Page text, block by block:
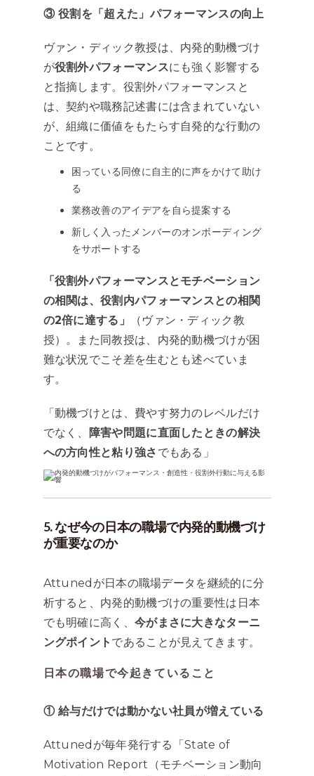
③ 役割を「超えた」パフォーマンスの向上
ヴァン・ディック教授は、内発的動機づけ
が役割外パフォーマンスにも強く影響する
と指摘します。役割外パフォーマンスと
は、契約や職務記述書には含まれていない
が、組織に価値をもたらす自発的な行動の
ことです。
困っている同僚に自主的に声をかけて助け
る
業務改善のアイデアを自ら提案する
新しく入ったメンバーのオンボーディング
をサポートする
「役割外パフォーマンスとモチベーション
の相関は、役割内パフォーマンスとの相関
の2倍に達する」
（ヴァン・ディック教
授）。また同教授は、内発的動機づけが困
難な状況でこそ差を生むとも述べていま
す。
「動機づけとは、費やす努力のレベルだけ
でなく、
障害や問題に直面したときの解決
への方向性と粘り強さ でもある」
5. なぜ今の日本の職場で内発的動機づけ
が重要なのか
Attunedが日本の職場データを継続的に分
析すると、内発的動機づけの重要性は日本
でも明確に高く、 今がまさに大きなターニ
ングポイント であることが見えてきます。
日本の職場で今起きていること
① 給与だけでは動かない社員が増えている
Attunedが毎年発行する「State of
Motivation Report（モチベーション動向